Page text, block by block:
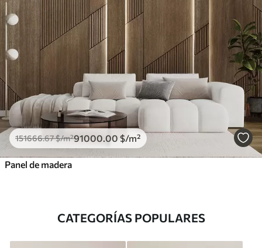
151666.67$/m²91000 .00 $/m²
Panel de madera
CATEGORÍAS POPULARES